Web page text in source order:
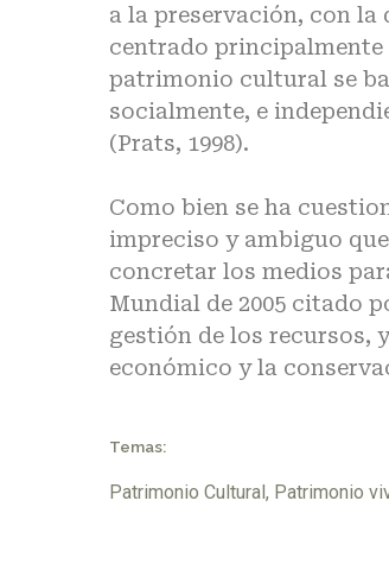
a la preservación, con la
centrado principalmente
patrimonio cultural se
socialmente, e
(Prats, 1998).
Como bien se ha
impreciso y ambiguo
concretar los medios
Mundial de 2005 citado
gestión de los recursos,
económico y la
Temas:
Patrimonio Cultural, Patrimonio